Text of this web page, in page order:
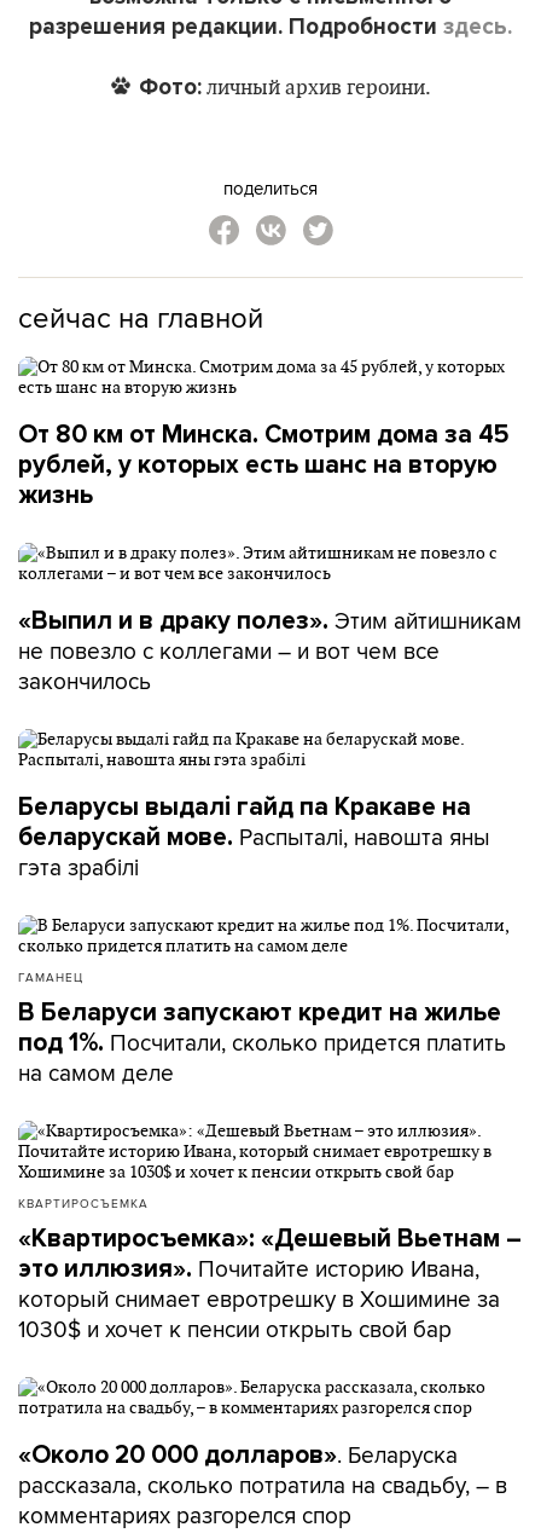
разрешения редакции. Подробности здесь.
Фото:личный архив героини.
поделиться
сейчас на главной
От 80 км от Минска. Смотрим дома за 45
рублей, у которых есть шанс на вторую
жизнь
«Выпил и в драку полез». Этим айтишникам
не повезло с коллегами – и вот чем все
закончилось
Беларусы выдалі гайд па Кракаве на
беларускай мове. Распыталі, навошта яны
гэта зрабілі
ГАМАНЕЦ
В Беларуси запускают кредит на жилье
под 1%. Посчитали, сколько придется платить
на самом деле
КВАРТИРОСЪЕМКА
«Квартиросъемка»: «Дешевый Вьетнам –
это иллюзия». Почитайте историю Ивана,
который снимает евротрешку в Хошимине за
1030$ и хочет к пенсии открыть свой бар
«Около 20 000 долларов». Беларуска
рассказала, сколько потратила на свадьбу, – в
комментариях разгорелся спор